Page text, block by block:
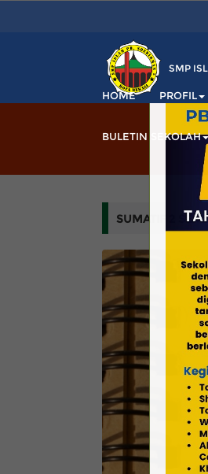
SMP
HOME PROFIL
BULETIN SEKOLAH
SUMATIF 2